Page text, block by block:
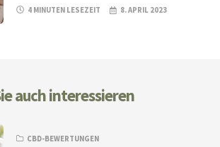
4 MINUTEN LESEZEIT 8. APRIL 2023
auch interessieren
CBD-BEWERTUNGEN